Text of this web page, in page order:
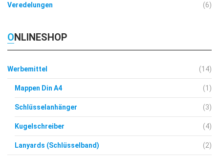
Veredelungen (6)
ONLINESHOP
Werbemittel (14)
Mappen Din A4 (1)
Schlüsselanhänger (3)
Kugelschreiber (4)
Lanyards (Schlüsselband) (2)